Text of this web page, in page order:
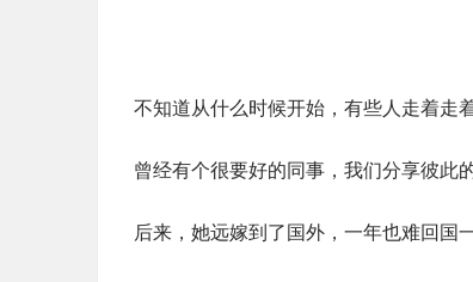
不知道从什么时候开始，有些人走着走
曾经有个很要好的同事，我们分享彼此
后来，她远嫁到了国外，一年也难回国一